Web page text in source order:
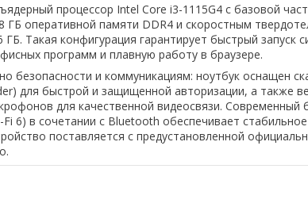
процессор Intel Core i3-1115G4 с базовой
ГБ оперативной памяти DDR4 и скоростным
Такая конфигурация гарантирует быстрый запуск
программ и плавную работу в браузере.
безопасности и коммуникациям: ноутбук оснащен
для быстрой и защищенной авторизации, а также
для качественной видеосвязи. Современный
Fi 6) в сочетании с Bluetooth обеспечивает
поставляется с предустановленной